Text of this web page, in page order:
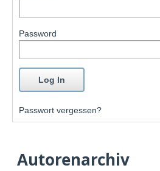
Password
Passwort vergessen?
Autorenarchiv